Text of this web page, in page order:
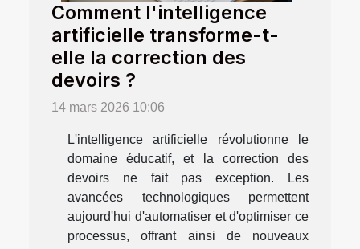
Comment l'intelligence
artificielle transforme-t-
elle la correction des
devoirs ?
14 mars 2026 10:06
L'intelligence artificielle révolutionne le
domaine éducatif, et la correction des
devoirs ne fait pas exception. Les
avancées technologiques permettent
aujourd'hui d'automatiser et d'optimiser ce
processus, offrant ainsi de nouveaux